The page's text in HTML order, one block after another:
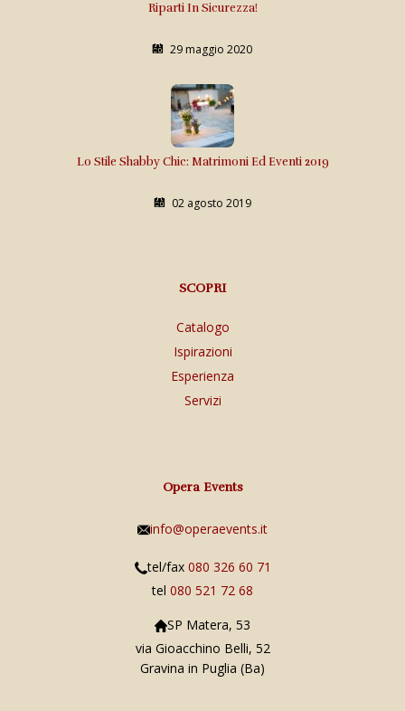
Riparti In Sicurezza!
29 maggio 2020
Lo Stile Shabby Chic: Matrimoni Ed Eventi 2019
02 agosto 2019
SCOPRI
Catalogo
Ispirazioni
Esperienza
Servizi
Opera Events
info@operaevents.it
tel/fax 080 326 60 71
tel 080 521 72 68
SP Matera, 53
via Gioacchino Belli, 52
Gravina in Puglia (Ba)